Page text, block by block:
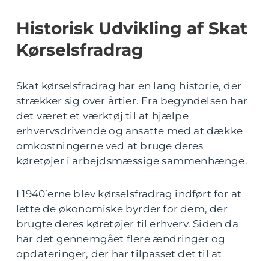
Historisk Udvikling af Skat
Kørselsfradrag
Skat kørselsfradrag har en lang historie, der
strækker sig over årtier. Fra begyndelsen har
det været et værktøj til at hjælpe
erhvervsdrivende og ansatte med at dække
omkostningerne ved at bruge deres
køretøjer i arbejdsmæssige sammenhænge.
I 1940’erne blev kørselsfradrag indført for at
lette de økonomiske byrder for dem, der
brugte deres køretøjer til erhverv. Siden da
har det gennemgået flere ændringer og
opdateringer, der har tilpasset det til at